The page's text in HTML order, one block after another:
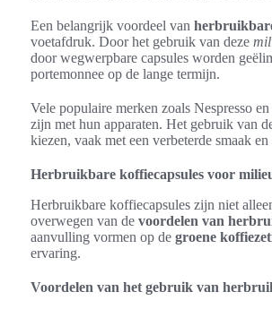
Een belangrijk voordeel van
voetafdruk. Door het gebruik van deze
door wegwerpbare capsules worden
portemonnee op de lange termijn.
Vele populaire merken zoals Nespresso
zijn met hun apparaten. Het gebruik van
kiezen, vaak met een verbeterde smaak
Herbruikbare koffiecapsules voor
Herbruikbare koffiecapsules zijn niet
overwegen van de voordelen van
aanvulling vormen op de groene
ervaring.
Voordelen van het gebruik van